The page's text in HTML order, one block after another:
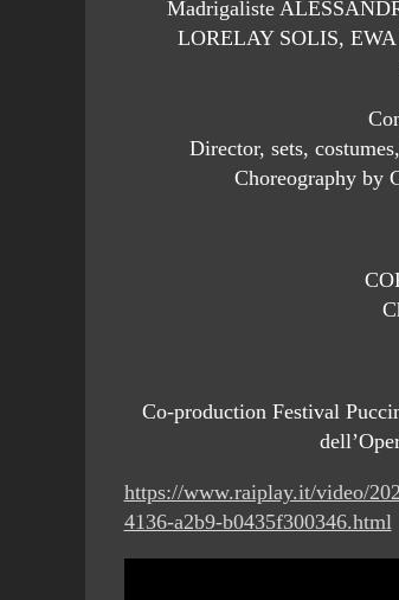
Madrigaliste
LORELAY SOLIS,
Director, sets,
Choreography
Co-production Festival
https://www.raiplay.it/video/
4136-a2b9-b0435f300346.html